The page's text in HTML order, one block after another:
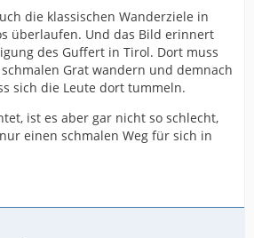
die klassischen Wanderziele in
überlaufen. Und das Bild erinnert
des Guffert in Tirol. Dort muss
Grat wandern und demnach
sich die Leute dort tummeln.
ist es aber gar nicht so schlecht,
einen schmalen Weg für sich in